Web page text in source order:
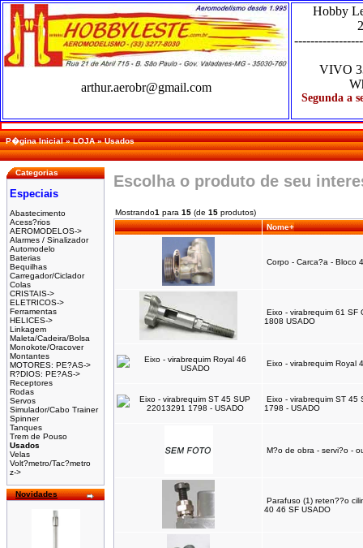
arthur.aerobr@gmail.com
Hobby
VIVO
Segunda a
P�gina Inicial»LOJA»Usados
Categorias
Especiais
Abastecimento
Acess?rios
AEROMODELOS->
Alarmes / Sinalizador
Automodelo
Baterias
Bequilhas
Carregador/Ciclador
Colas
CRISTAIS->
ELETRICOS->
Ferramentas
HELICES->
Linkagem
Maleta/Cadeira/Bolsa
Monokote/Oracover
Montantes
MOTORES: PE?AS->
R?DIOS: PE?AS->
Receptores
Rodas
Servos
Simulador/Cabo Trainer
Spinner
Tanques
Trem de Pouso
Usados
Velas
Volt?metro/Tac?metro
z->
Novidades
Escolha o produto de seu
Mostrando1 para 15 (de 15 produtos)
Nome+
Corpo - Carca?a - Bloco
Eixo - virabrequim 61 SF
1808 USADO
Eixo - virabrequim Royal
Eixo - virabrequim ST 45
1798 - USADO
M?o de obra - servi?o -
Parafuso (1) reten??o
40 46 SF USADO